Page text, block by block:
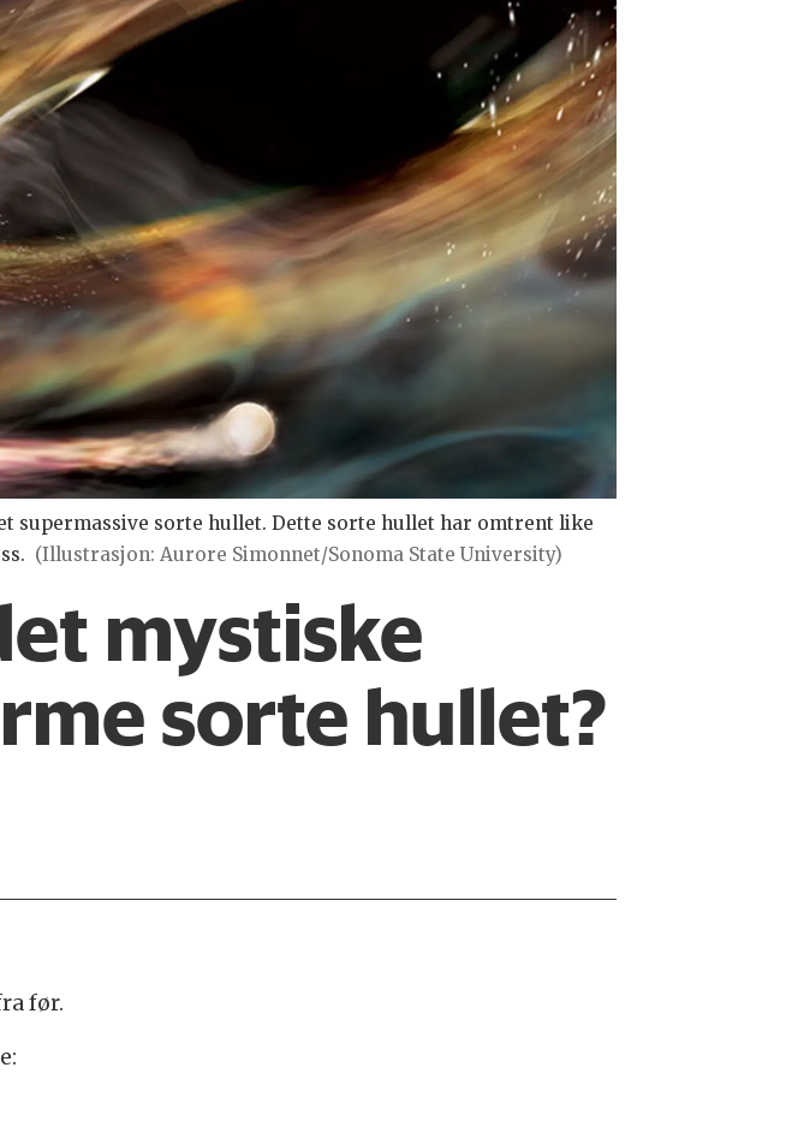
supermassive sorte hullet. Dette sorte hullet har omtrent like
(Illustrasjon: Aurore Simonnet/Sonoma State University)
mystiske
sorte hullet?
før.